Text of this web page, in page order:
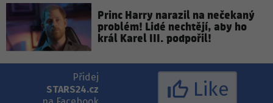
Princ Harry narazil na nečekaný
problém! Lidé nechtějí, aby ho
král Karel III. podpořil!
Přidej
STARS24.cz
Like